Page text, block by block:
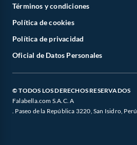
Términos y condiciones
Política de cookies
Política de privacidad
Oficial de Datos Personales
© TODOS LOS DERECHOS RESERVADOS
Falabella.com S.A.C. A
. Paseo de la República 3220, San Isidro, Perú